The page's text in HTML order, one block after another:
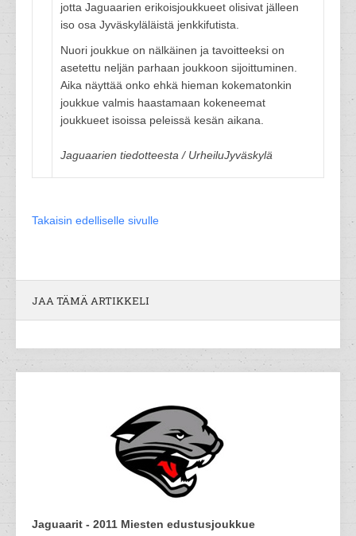
jotta Jaguaarien erikoisjoukkueet olisivat jälleen
iso osa Jyväskyläläistä jenkkifutista.
Nuori joukkue on nälkäinen ja tavoitteeksi on
asetettu neljän parhaan joukkoon sijoittuminen.
Aika näyttää onko ehkä hieman kokematonkin
joukkue valmis haastamaan kokeneemat
joukkueet isoissa peleissä kesän aikana.
Jaguaarien tiedotteesta / UrheiluJyväskylä
Takaisin edelliselle sivulle
JAA TÄMÄ ARTIKKELI
Jaguaarit - 2011 Miesten edustusjoukkue